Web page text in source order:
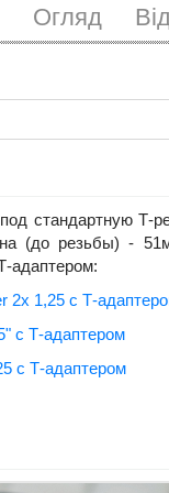
Огляд
стандартную Т-
(до резьбы) -
адаптером:
2x 1,25 с Т-
с Т-адаптером
с Т-адаптером